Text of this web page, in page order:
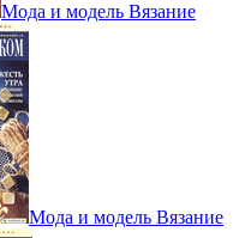
Мода и модель Вязание
Мода и модель Вязание